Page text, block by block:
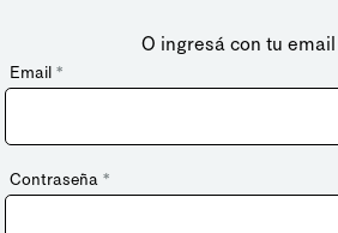
O ingresá con tu email
Email *
Contraseña *